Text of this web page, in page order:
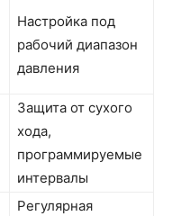
Настройка под
рабочий диапазон
давления
Защита от сухого
хода,
программируемые
интервалы
Регулярная